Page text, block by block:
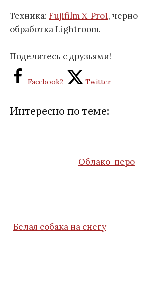
Техника: Fujifilm X-Pro1,
обработка Lightroom.
Поделитесь с друзьями!
Facebook2 Twitter
Интересно по теме:
Облако-перо
Белая собака на снегу